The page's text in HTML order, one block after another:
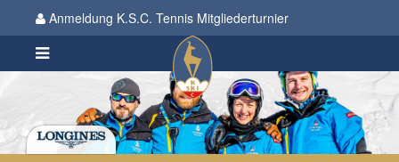
Anmeldung K.S.C. Tennis Mitgliederturnier